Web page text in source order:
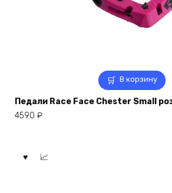
В корзину
Педали Race Face Chester Small
4590 ₽